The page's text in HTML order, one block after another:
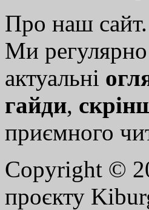
Про наш
Ми регулярно
актуальні
гайди,
приємного
Copyright ©
проєкту